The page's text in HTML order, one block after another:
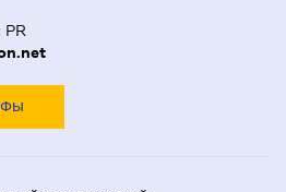
PR